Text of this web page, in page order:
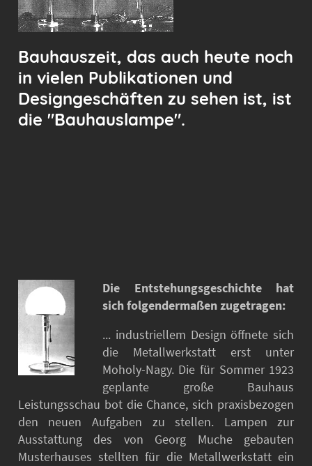
Bauhauszeit, das auch heute noch
in vielen Publikationen und
Designgeschäften zu sehen ist, ist
die "Bauhauslampe".
Die Entstehungsgeschichte hat
sich folgendermaßen zugetragen:
... industriellem Design öffnete sich
die Metallwerkstatt erst unter
Moholy-Nagy. Die für Sommer 1923
geplante große Bauhaus
Leistungsschau bot die Chance, sich praxisbezogen
den neuen Aufgaben zu stellen. Lampen zur
Ausstattung des von Georg Muche gebauten
Musterhauses stellten für die Metallwerkstatt ein